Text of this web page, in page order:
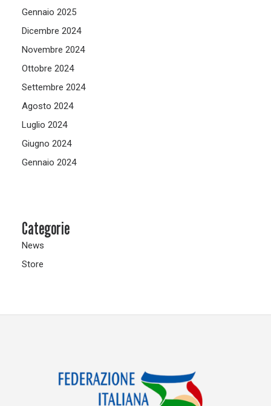
Gennaio 2025
Dicembre 2024
Novembre 2024
Ottobre 2024
Settembre 2024
Agosto 2024
Luglio 2024
Giugno 2024
Gennaio 2024
Categorie
News
Store